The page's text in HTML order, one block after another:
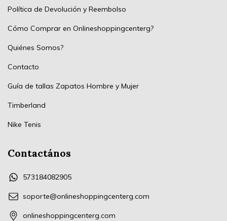
Política de Devolución y Reembolso
Cómo Comprar en Onlineshoppingcenterg?
Quiénes Somos?
Contacto
Guía de tallas Zapatos Hombre y Mujer
Timberland
Nike Tenis
Contactános
573184082905
soporte@onlineshoppingcenterg.com
onlineshoppingcenterg.com